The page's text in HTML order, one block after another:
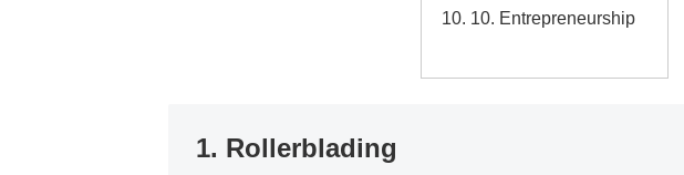
10. Entrepreneurship
1. Rollerblading